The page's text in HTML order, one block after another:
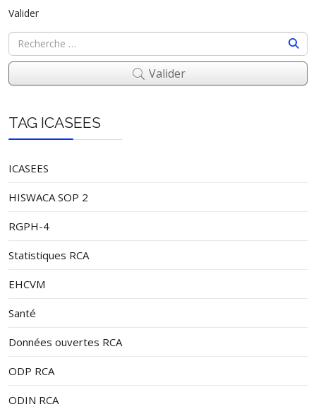
Valider
Valider
TAG ICASEES
ICASEES
HISWACA SOP 2
RGPH-4
Statistiques RCA
EHCVM
Santé
Données ouvertes RCA
ODP RCA
ODIN RCA